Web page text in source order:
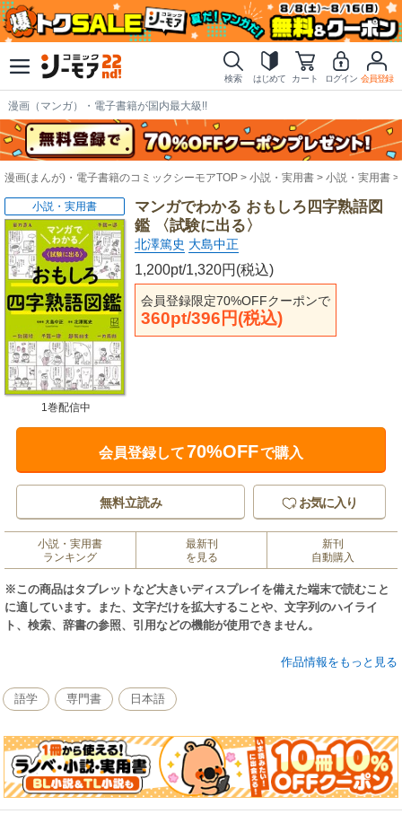
検索 はじめて カート ログイン 会員登録
漫画（マンガ）・電子書籍が国内最大級!!
漫画(まんが)・電子書籍のコミックシーモアTOP 小説・実用書 小説・実用書
マンガでわかる おもしろ四字熟語図
鑑 〈試験に出る〉
北澤篤史 大島中正
1,200pt/1,320円(税込)
会員登録限定70%OFFクーポンで
360pt/396円(税込)
小説・実用書
1巻配信中
会員登録して70%OFFで購入
無料立読み お気に入り
小説・実用書
ランキング
最新刊
を見る
新刊
自動購入
※この商品はタブレットなど大きいディスプレイを備えた端末で読むこと
に適しています。また、文字だけを拡大することや、文字列のハイライ
ト、検索、辞書の参照、引用などの機能が使用できません。
を漢字で書けること、意味を正確に知っていることが、日本人の教養の証
になるとともに、一言で現象や状態、気持ちを伝えられる、便利な道具に
四字熟語を「厚顔無恥」（誤答例「厚顔無知」）、「意味深長」（誤答例
「意味慎重」）、「五里霧中」（誤答例「五里夢中」）などの誤字や、意
味がわからないと、とてもはずかしい思いをします。
作品情報をもっと見る
語学 専門書 日本語